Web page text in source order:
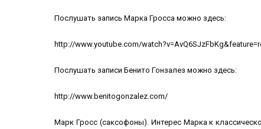
Послушать запись Марка Гросса можно здесь:
http://www.youtube.com/
Послушать записи Бенито Гонзалез можно здесь:
http://www.benitogonzalez.com/
Марк Гросс (саксофоны). Интерес Марка к